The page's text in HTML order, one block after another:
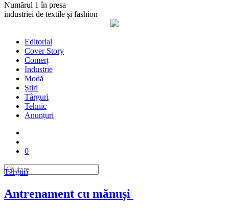
Numărul 1 în presa
industriei de textile și fashion
Editorial
Cover Story
Comerț
Industrie
Modă
Știri
Târguri
Tehnic
Anunțuri
0
Târguri
Antrenament cu mănuși